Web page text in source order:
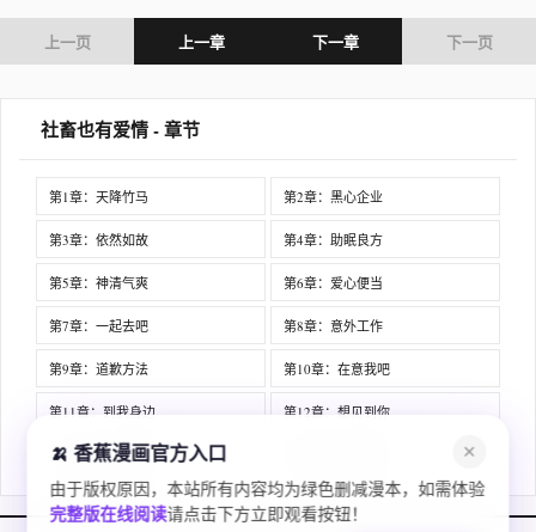
上一页 上一章 下一章 下一页
社畜也有爱情 - 章节
第1章：天降竹马 第2章：黑心企业
第3章：依然如故 第4章：助眠良方
第5章：神清气爽 第6章：爱心便当
第7章：一起去吧 第8章：意外工作
第9章：道歉方法 第10章：在意我吧
第11章：到我身边 第12章：想见到你
第13章：金子离职
第15章：性格独特 第16章：你没有变
🍌 香蕉漫画官方入口 ✕
由于版权原因，本站所有内容均为绿色删减漫本，如需体验
完整版在线阅读请点击下方立即观看按钮！